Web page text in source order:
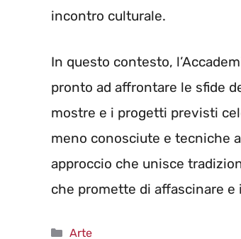
incontro culturale.
In questo contesto,
pronto ad affrontare le sfide
mostre e i progetti previsti
meno conosciute e tecniche
approccio che unisce
che promette di affascinare
Categorie
Arte